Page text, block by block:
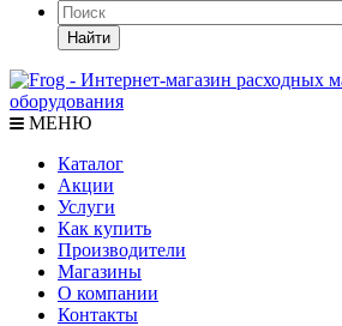
Найти
МЕНЮ
Каталог
Акции
Услуги
Как купить
Производители
Магазины
О компании
Контакты